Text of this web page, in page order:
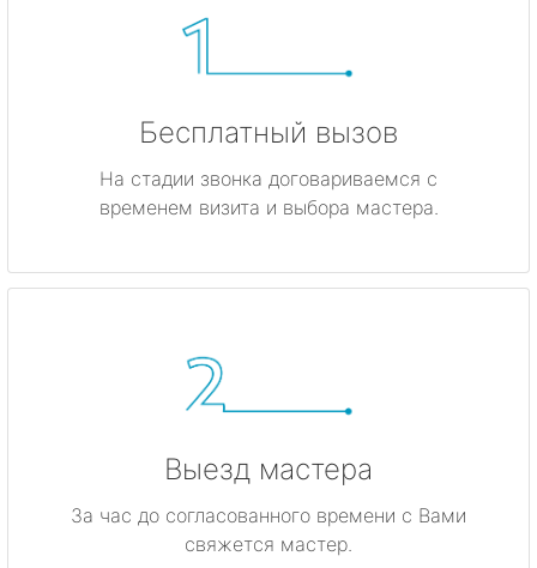
Бесплатный вызов
На стадии звонка договариваемся с
временем визита и выбора мастера.
Выезд мастера
За час до согласованного времени с Вами
свяжется мастер.